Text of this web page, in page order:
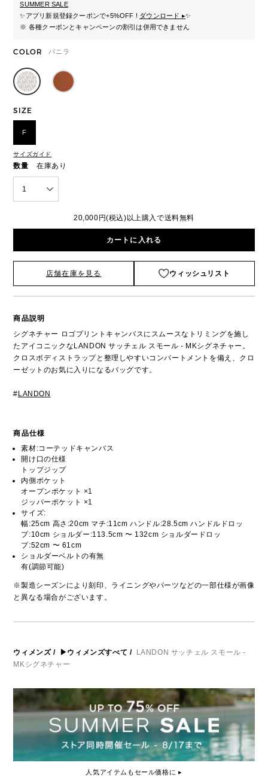
SUMMER SALE
✨アプリ新規登録クーポンで+5%OFF ! ダウンロード ▸✨
※ 各種クーポンとキャンペーンの割引は併用できません
COLOR バニラ
SIZE
F
サイズガイド
数量 在庫あり
1
20,000円(税込)以上購入で送料無料
カートに入れる
店舗在庫を見る ウィッシュリスト
商品説明
シグネチャー ロゴプリントキャンバスにスムースなトリミングを施し
たアイコニックなLANDON サッチェル スモール - MKシグネチャー。
クロスボディストラップと整理しやすいコンパートメントを備え、クロ
ーゼットのお気に入りになるバッグです。
# LANDON
商品仕様
素材:コーテッドキャンバス
開け口の仕様
トップジップ
内側ポケット
オープンポケット ×1
ジッパーポケット ×1
サイズ:
幅:25cm 高さ:20cm マチ:11cm ハンドル:28.5cm ハンドルドロッ
プ:10cm ショルダー:113.5cm 〜 132cm ショルダードロッ
プ:52cm 〜 61cm
ショルダーベルトの有無
有(調節可能)
※製造シーズンにより刻印、ライニングやパーツなどの一部仕様が画像
と異なる場合がございます。
ウィメンズ/ ▶ウィメンズすべて /
LANDON サッチェル スモール -
MKシグネチャー
人気アイテムもセール価格に ▸